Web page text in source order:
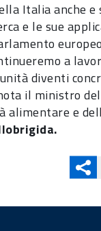
Italia anche
e le sue
a
diventi
il ministro
alimentare e